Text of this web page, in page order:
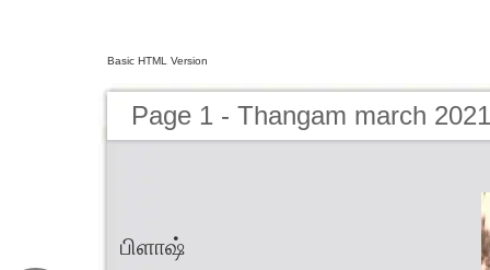
Basic HTML Version
Page 1 - Thangam march 2021
பிளாஷ்